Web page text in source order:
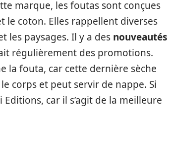
marque, les foutas sont conçues
le coton. Elles rappellent diverses
les paysages. Il y a des nouveautés
régulièrement des promotions.
la fouta, car cette dernière sèche
corps et peut servir de nappe. Si
car il s’agit de la meilleure